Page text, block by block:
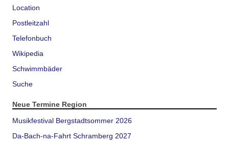
Location
Postleitzahl
Telefonbuch
Wikipedia
Schwimmbäder
Suche
Neue Termine Region
Musikfestival Bergstadtsommer 2026
Da-Bach-na-Fahrt Schramberg 2027